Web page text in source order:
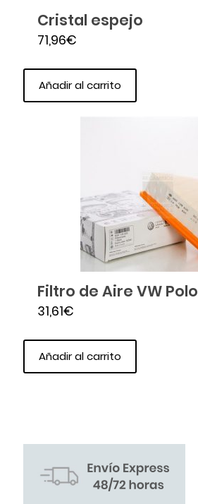
Cristal espejo
71,96€
Añadir al carrito
Filtro de Aire VW Polo
31,61€
Añadir al carrito